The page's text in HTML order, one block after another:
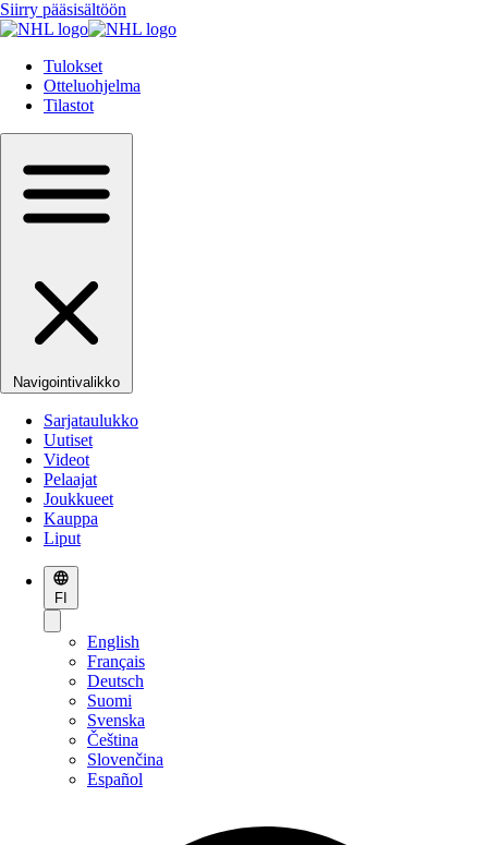
Siirry pääsisältöön
Tulokset
Otteluohjelma
Tilastot
Navigointivalikko
Sarjataulukko
Uutiset
Videot
Pelaajat
Joukkueet
Kauppa
Liput
FI
English
Français
Deutsch
Suomi
Svenska
Čeština
Slovenčina
Español